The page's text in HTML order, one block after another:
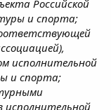
Российской
и спорта;
исполнительной
и спорта;
исполнительной